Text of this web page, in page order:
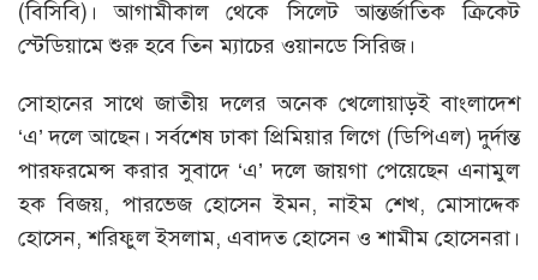
(বিসিবি)। আগামীকাল থেকে সিলেট আন্তর্জাতিক ক্রিকেট
স্টেডিয়ামে শুরু হবে তিন ম্যাচের ওয়ানডে সিরিজ।
সোহানের সাথে জাতীয় দলের অনেক খেলোয়াড়ই বাংলাদেশ
‘এ’ দলে আছেন। সর্বশেষ ঢাকা প্রিমিয়ার লিগে (ডিপিএল) দুর্দান্ত
পারফরমেন্স করার সুবাদে ‘এ’ দলে জায়গা পেয়েছেন এনামুল
হক বিজয়, পারভেজ হোসেন ইমন, নাইম শেখ, মোসাদ্দেক
হোসেন, শরিফুল ইসলাম, এবাদত হোসেন ও শামীম হোসেনরা।